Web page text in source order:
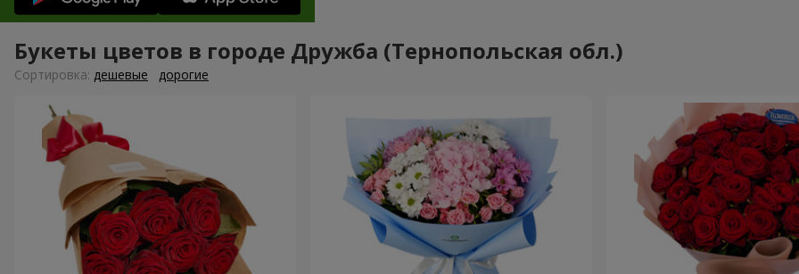
Букеты цветов в городе Дружба (Тернопольская обл.)
Cортировка: дешевые дорогие